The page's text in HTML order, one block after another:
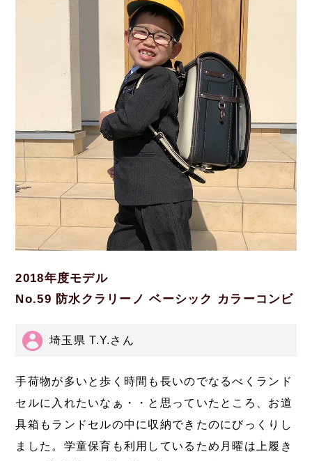
2018年度モデル
No.59 防水クラリーノ ベーシック カラーコンビ
埼玉県 T.Y.さん
手荷物が多いと歩く時間も長いのでなるべくランド
セルに入れたいなぁ・・と思っていたところ、お道
具箱もランドセルの中に収納できたのにびっくりし
ました。学童保育も利用しているため月曜は上履き